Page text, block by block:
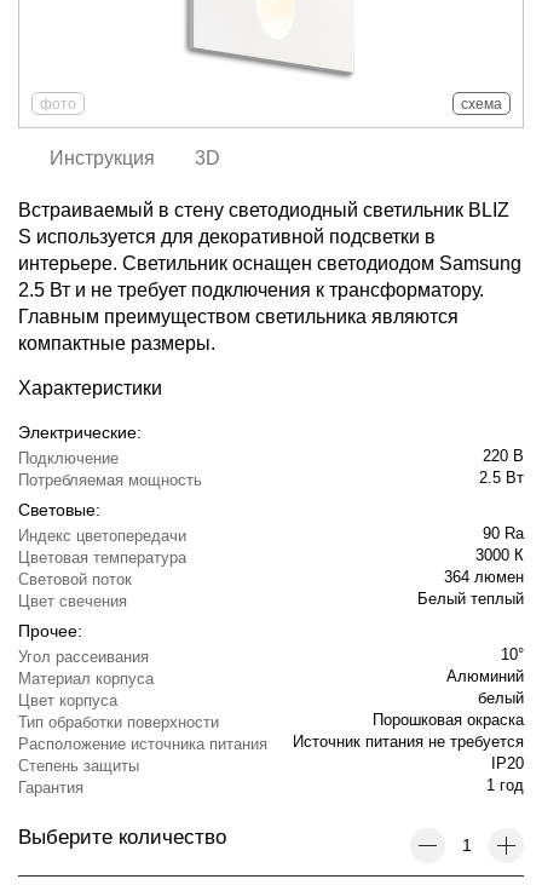
фото схема
Инструкция 3D
Встраиваемый в стену светодиодный светильник BLIZ
S используется для декоративной подсветки в
интерьере. Светильник оснащен светодиодом Samsung
2.5 Вт и не требует подключения к трансформатору.
Главным преимуществом светильника являются
компактные размеры.
Характеристики
Электрические:
Подключение
220 В
Потребляемая мощность
2.5 Вт
Световые:
Индекс цветопередачи
90 Ra
Цветовая температура
3000 К
Световой поток
364 люмен
Цвет свечения
Белый теплый
Прочее:
Угол рассеивания
10°
Материал корпуса
Алюминий
Цвет корпуса
белый
Тип обработки поверхности
Порошковая окраска
Расположение источника питания
Источник питания не требуется
Степень защиты
IP20
Гарантия
1 год
Выберите количество